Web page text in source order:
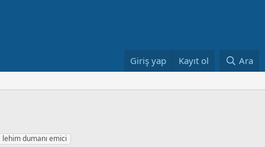
Giriş yap Kayıt ol Ara
lehim dumanı emici